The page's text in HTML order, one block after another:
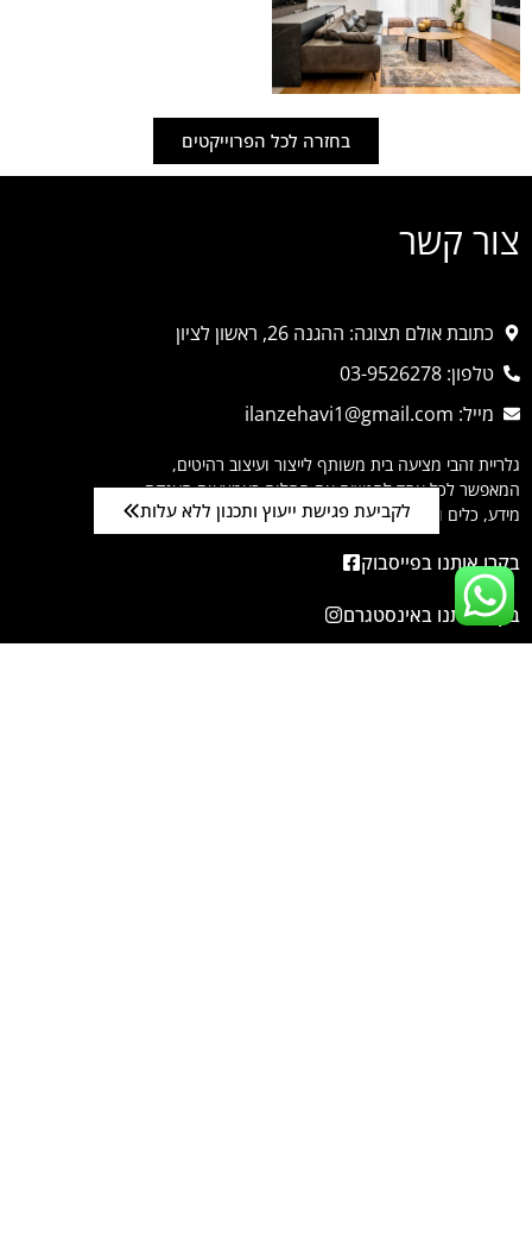
בחזרה לכל הפרוייקטים
צור קשר
כתובת אולם תצוגה: ההגנה 26, ראשון לציון
טלפון: 03-9526278
מייל: ilanzehavi1@gmail.com
גלריית זהבי מציעה בית משותף לייצור ועיצוב רהיטים,
המאפשר לכל אחד להגשים את החלום באמצעות הענקת
מידע, כלים וליווי אישי ומשפחתי לכל אורך התהליך.
בקרו אותנו בפייסבוק
בקרו אותנו באינסטגרם
לקביעת פגישת ייעוץ ותכנון ללא עלות